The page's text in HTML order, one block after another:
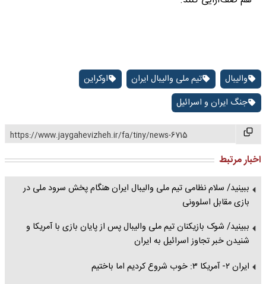
والیبال تیم ملی والیبال ایران
اوکراین
جنگ ایران و اسرائیل
https://www.jaygahevizheh.ir/fa/tiny/news-6715
اخبار مرتبط
ببینید/ سلام نظامی تیم ملی والیبال ایران هنگام پخش سرود ملی در
بازی مقابل اسلوونی
ببینید/ شوک بازیکنان تیم ملی والیبال پس از پایان بازی با آمریکا و
شنیدن خبر تجاوز اسرائیل به ایران
ایران ۲- آمریکا ۳: خوب شروع کردیم اما باختیم